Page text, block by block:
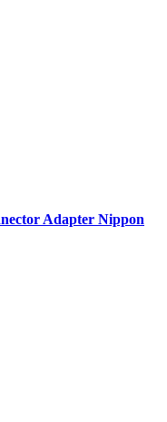
Adapter Nippon